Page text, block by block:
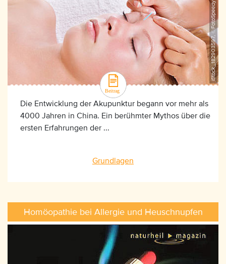
iStock_182903597, ©FotoSpeedy
Die Entwicklung der Akupunktur begann vor mehr als
4000 Jahren in China. Ein berühmter Mythos über die
ersten Erfahrungen der ...
Grundlagen
Homöopathie bei Allergie und Heuschnupfen